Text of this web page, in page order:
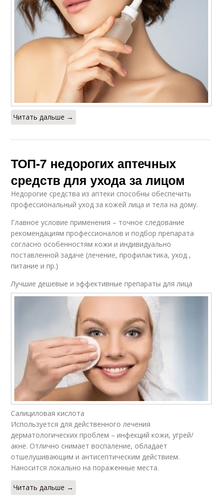
Читать дальше →
ТОП-7 недорогих аптечных
средств для ухода за лицом
Недорогие средства из аптеки способны обеспечить
профессиональный уход за кожей лица и тела на дому.
Главное условие применения – точное следование
рекомендациям профессионалов и подбор препарата
согласно особенностям кожи и индивидуально
поставленной задаче (лечение, профилактика, уход ,
питание и пр.)
Лучшие дешевые и эффективные препараты для лица
Салициловая кислота
Используется для действенного лечения
дерматологических проблем – инфекций кожи, угрей/
акне. Отлично снимает воспаление, обладает
отшелушивающим и антисептическим действием.
Наносится локально на пораженные места.
Читать дальше →